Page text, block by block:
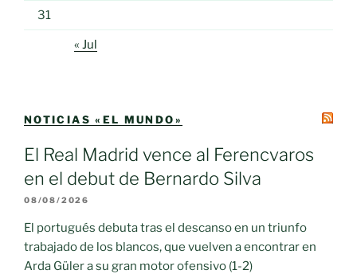
31
« Jul
NOTICIAS «EL MUNDO»
El Real Madrid vence al Ferencvaros
en el debut de Bernardo Silva
08/08/2026
El portugués debuta tras el descanso en un triunfo
trabajado de los blancos, que vuelven a encontrar en
Arda Güler a su gran motor ofensivo (1-2)